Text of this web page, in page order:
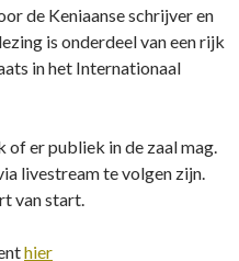
de Keniaanse schrijver en
is onderdeel van een rijk
in het Internationaal
er publiek in de zaal mag.
livestream te volgen zijn.
van start.
hier